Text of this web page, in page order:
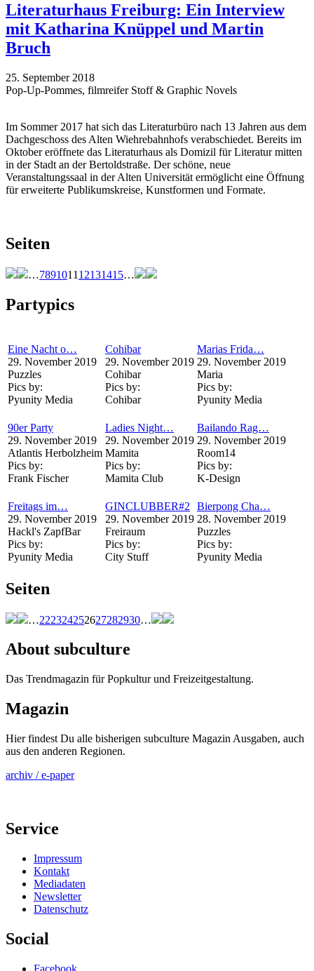
Literaturhaus Freiburg: Ein Interview
mit Katharina Knüppel und Martin
Bruch
25. September 2018
Pop-Up-Pommes, filmreifer Stoff & Graphic Novels
Im Sommer 2017 hat sich das Literaturbüro nach 13 Jahren aus dem
Dachgeschoss des Alten Wiehrebahnhofs verabschiedet. Bereits im
Oktober eröffnete das Literaturhaus als Domizil für Literatur mitten
in der Stadt an der Bertoldstraße. Der schöne, neue
Veranstaltungssaal in der Alten Universität ermöglicht eine Öffnung
für erweiterte Publikumskreise, Kunstformen und Formate.
Seiten
…7891011 12131415…
Partypics
Eine Nacht o…
29. November 2019
Puzzles
Pics by:
Pyunity Media
Cohibar
29. November 2019
Cohibar
Pics by:
Cohibar
Marias Frida…
29. November 2019
Maria
Pics by:
Pyunity Media
90er Party
29. November 2019
Atlantis Herbolzheim
Pics by:
Frank Fischer
Ladies Night…
29. November 2019
Mamita
Pics by:
Mamita Club
Bailando Rag…
29. November 2019
Room14
Pics by:
K-Design
Freitags im…
29. November 2019
Hackl's ZapfBar
Pics by:
Pyunity Media
GINCLUBBER#2
29. November 2019
Freiraum
Pics by:
City Stuff
Bierpong Cha…
28. November 2019
Puzzles
Pics by:
Pyunity Media
Seiten
…222324252627282930…
About subculture
Das Trendmagazin für Popkultur und Freizeitgestaltung.
Magazin
Hier findest Du alle bisherigen subculture Magazin Ausgaben, auch
aus den anderen Regionen.
archiv / e-paper
Service
Impressum
Kontakt
Mediadaten
Newsletter
Datenschutz
Social
Facebook